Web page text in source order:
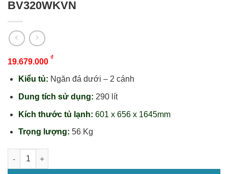
BV320WKVN
19.679.000 ₫
Kiểu tủ: Ngăn đá dưới – 2 cánh
Dung tích sử dụng: 290 lít
Kích thước tủ lạnh: 601 x 656 x 1645mm
Trọng lượng: 56 Kg
Tủ lạnh Panasonic Inverter 290 lít NR-BV320WKVN quantity